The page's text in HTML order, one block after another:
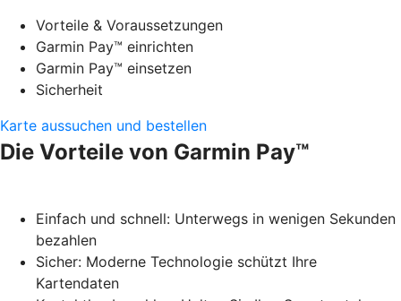
Vorteile & Voraussetzungen
Garmin Pay™ einrichten
Garmin Pay™ einsetzen
Sicherheit
Karte aussuchen und bestellen
Die Vorteile von Garmin Pay™
Einfach und schnell: Unterwegs in wenigen Sekunden
bezahlen
Sicher: Moderne Technologie schützt Ihre
Kartendaten